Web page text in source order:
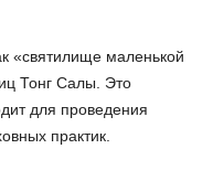
«святилище маленькой
Тонг Салы. Это
для проведения
практик.